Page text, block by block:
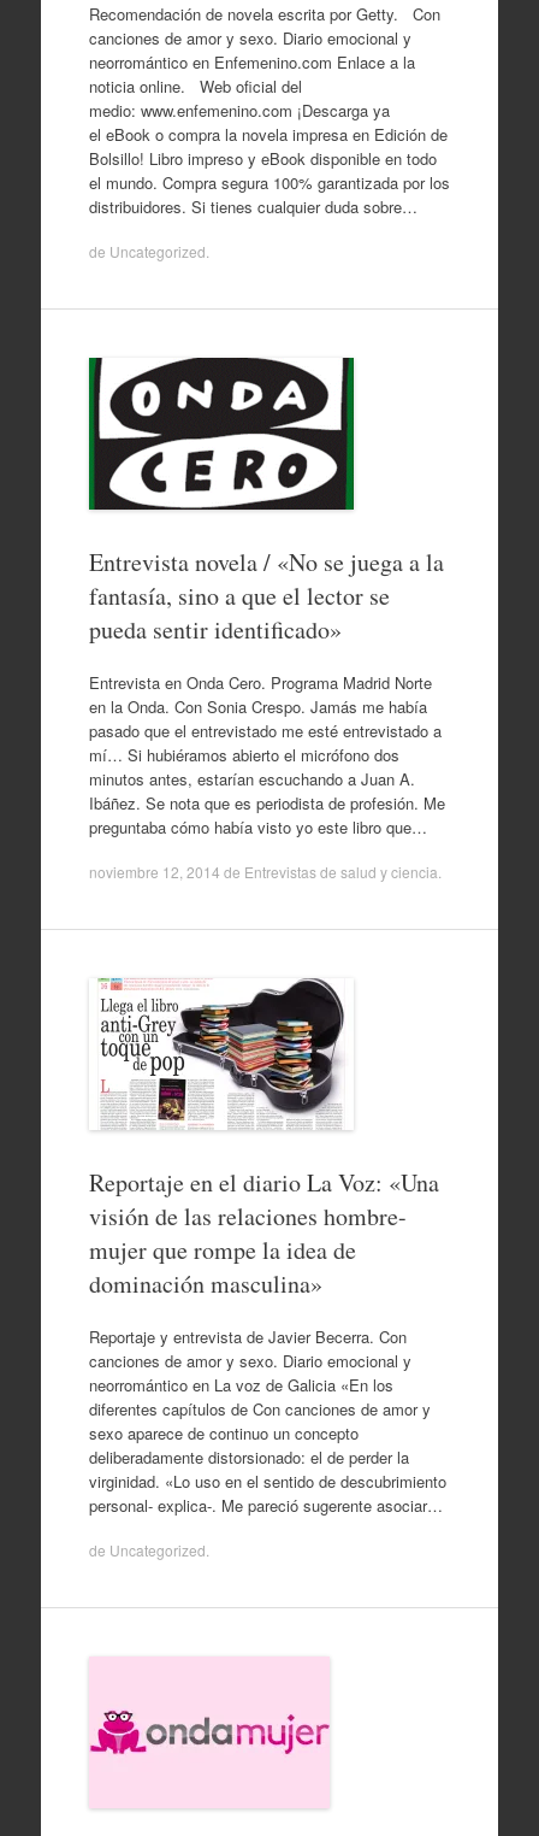
Recomendación de novela escrita por Getty. Con
canciones de amor y sexo. Diario emocional y
neorromántico en Enfemenino.com Enlace a la
noticia online. Web oficial del
medio: www.enfemenino.com ¡Descarga ya
el eBook o compra la novela impresa en Edición de
Bolsillo! Libro impreso y eBook disponible en todo
el mundo. Compra segura 100% garantizada por los
distribuidores. Si tienes cualquier duda sobre…
de Uncategorized
Entrevista novela / «No se juega a la
fantasía, sino a que el lector se
pueda sentir identificado»
Entrevista en Onda Cero. Programa Madrid Norte
en la Onda. Con Sonia Crespo. Jamás me había
pasado que el entrevistado me esté entrevistado a
mí… Si hubiéramos abierto el micrófono dos
minutos antes, estarían escuchando a Juan A.
Ibáñez. Se nota que es periodista de profesión. Me
preguntaba cómo había visto yo este libro que…
noviembre 12, 2014 de Entrevistas de salud y ciencia
Reportaje en el diario La Voz: «Una
visión de las relaciones hombre-
mujer que rompe la idea de
dominación masculina»
Reportaje y entrevista de Javier Becerra. Con
canciones de amor y sexo. Diario emocional y
neorromántico en La voz de Galicia «En los
diferentes capítulos de Con canciones de amor y
sexo aparece de continuo un concepto
deliberadamente distorsionado: el de perder la
virginidad. «Lo uso en el sentido de descubrimiento
personal- explica-. Me pareció sugerente asociar…
de Uncategorized